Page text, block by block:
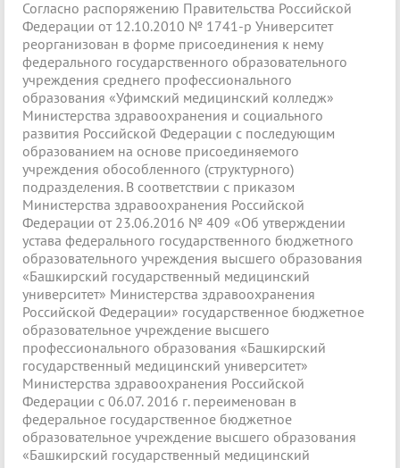
Согласно распоряжению Правительства Российской
Федерации от 12.10.2010 № 1741-р Университет
реорганизован в форме присоединения к нему
федерального государственного образовательного
учреждения среднего профессионального
образования «Уфимский медицинский колледж»
Министерства здравоохранения и социального
развития Российской Федерации с последующим
образованием на основе присоединяемого
учреждения обособленного (структурного)
подразделения. В соответствии с приказом
Министерства здравоохранения Российской
Федерации от 23.06.2016 № 409 «Об утверждении
устава федерального государственного бюджетного
образовательного учреждения высшего образования
«Башкирский государственный медицинский
университет» Министерства здравоохранения
Российской Федерации» государственное бюджетное
образовательное учреждение высшего
профессионального образования «Башкирский
государственный медицинский университет»
Министерства здравоохранения Российской
Федерации с 06.07. 2016 г. переименован в
федеральное государственное бюджетное
образовательное учреждение высшего образования
«Башкирский государственный медицинский